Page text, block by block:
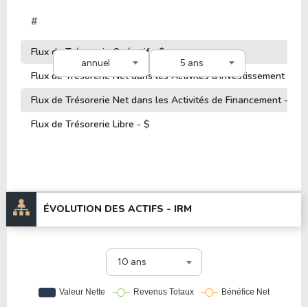
annuel 5 ans
#
Flux de Trésorerie Opératif - $
Flux de Trésorerie Net dans les Activités d'Investissement - $
Flux de Trésorerie Net dans les Activités de Financement - $
Flux de Trésorerie Libre - $
ÉVOLUTION DES ACTIFS - IRM
10 ans